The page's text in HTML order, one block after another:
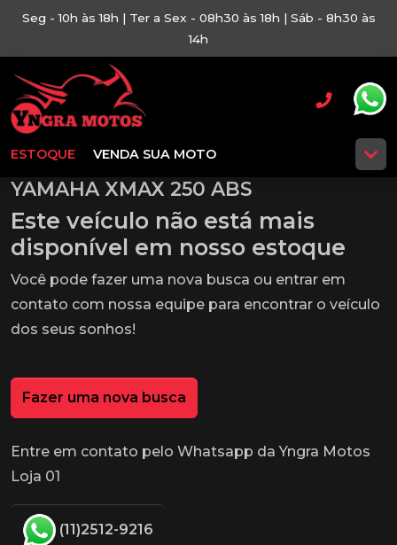
Seg - 10h às 18h | Ter a Sex - 08h30 às 18h | Sáb - 8h30 às
14h
ESTOQUE VENDA SUA MOTO
YAMAHA XMAX 250 ABS
Este veículo não está mais
disponível em nosso estoque
Você pode fazer uma nova busca ou entrar em
contato com nossa equipe para encontrar o veículo
dos seus sonhos!
Fazer uma nova busca
Entre em contato pelo Whatsapp da Yngra Motos
Loja 01
(11)2512-9216